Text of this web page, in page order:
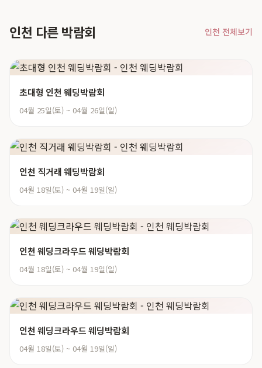
인천 다른 박람회 인천 전체보기
초대형 인천 웨딩박람회
04월 25일(토) ~ 04월 26일(일)
인천 직거래 웨딩박람회
04월 18일(토) ~ 04월 19일(일)
인천 웨딩크라우드 웨딩박람회
04월 18일(토) ~ 04월 19일(일)
인천 웨딩크라우드 웨딩박람회
04월 18일(토) ~ 04월 19일(일)